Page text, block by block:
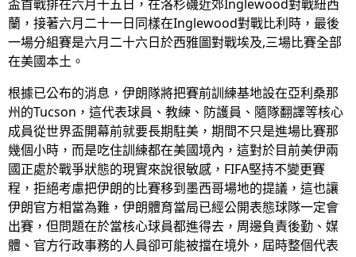
盃首戰排在六月十五日，在洛杉磯近郊Inglewood對戰紐西
蘭，接著六月二十一日同樣在Inglewood對戰比利時，最後
一場分組賽是六月二十六日於西雅圖對戰埃及,三場比賽全部
在美國本土。
根據已公布的消息，伊朗隊將把賽前訓練基地設在亞利桑那
州的Tucson，這代表球員、教練、防護員、隨隊翻譯等核心
成員從世界盃開幕前就要長期駐美，期間不只是進場比賽那
幾個小時，而是吃住訓練都在美國境內，這對於目前美伊兩
國正處於戰爭狀態的現實來說很敏感，FIFA堅持不變更賽
程，拒絕考慮把伊朗的比賽移到墨西哥場地的提議，這也讓
伊朗官方相當為難，伊朗體育當局已經公開表態球隊一定會
出賽，但問題在於當核心球員都進得去，周邊負責後勤、媒
體、官方行政事務的人員卻可能被擋在境外，屆時整個代表